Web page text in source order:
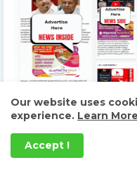
Our website uses
experience. Learn More
Accept !